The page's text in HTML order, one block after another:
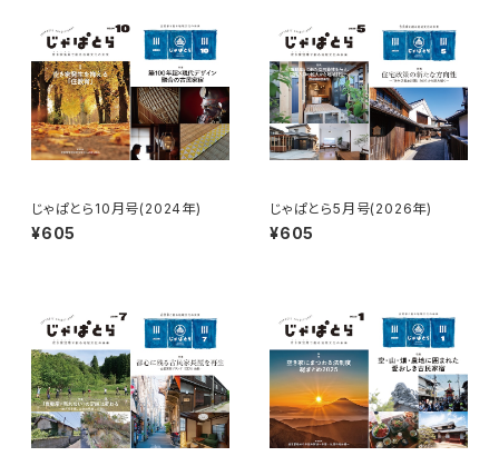
じゃぱとら10月号(2024年)
¥605
じゃぱとら5月号(2026年)
¥605